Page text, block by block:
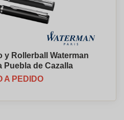
Rollerball Waterman
Puebla de Cazalla
A PEDIDO